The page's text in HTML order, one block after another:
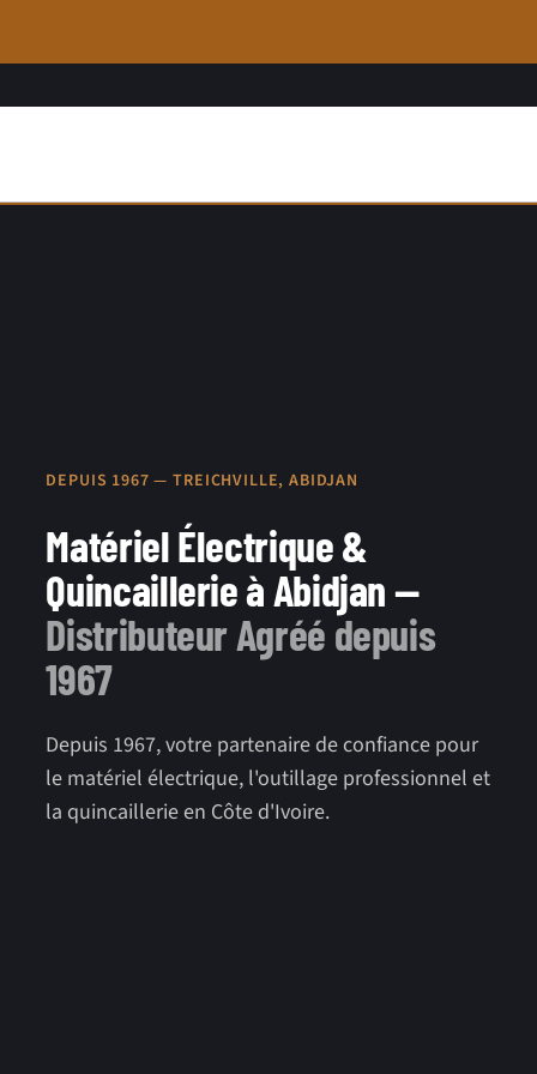
DEPUIS 1967 — TREICHVILLE, ABIDJAN
Matériel Électrique &
Quincaillerie à Abidjan —
Distributeur Agréé depuis
1967
Depuis 1967, votre partenaire de confiance pour
le matériel électrique, l'outillage professionnel et
la quincaillerie en Côte d'Ivoire.